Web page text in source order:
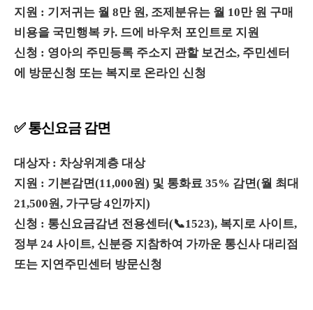
지원 : 기저귀는 월 8만 원, 조제분유는 월 10만 원 구매
비용을 국민행복 카. 드에 바우처 포인트로 지원
신청 : 영아의 주민등록 주소지 관할 보건소, 주민센터
에 방문신청 또는 복지로 온라인 신청
✅ 통신요금 감면
대상자 : 차상위계층 대상
지원 : 기본감면(11,000원) 및 통화료 35% 감면(월 최대
21,500원, 가구당 4인까지)
신청 : 통신요금감년 전용센터(📞1523), 복지로 사이트,
정부 24 사이트, 신분증 지참하여 가까운 통신사 대리점
또는 지연주민센터 방문신청